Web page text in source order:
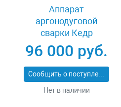
Аппарат
аргонодуговой
сварки Кедр
AlphaTIG-315P AC/DC
8010753
96 000 руб.
Сообщить о поступлении
Нет в наличии